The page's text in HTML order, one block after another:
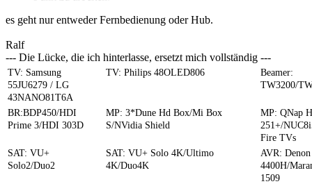
es geht nur entweder Fernbedienung oder Hub.
Ralf
--- Die Lücke, die ich hinterlasse, ersetzt mich vollständig ---
TV: Samsung
55JU6279 / LG
43NANO81T6A
TV: Philips 48OLED806
Beamer:
TW3200/
BR:BDP450/HDI
Prime 3/HDI 303D
MP: 3*Dune Hd Box/Mi Box
S/NVidia Shield
MP: QNap
251+/
Fire TVs
SAT: VU+
Solo2/Duo2
SAT: VU+ Solo 4K/Ultimo
4K/Duo4K
AVR: Denon
4400H/
1509